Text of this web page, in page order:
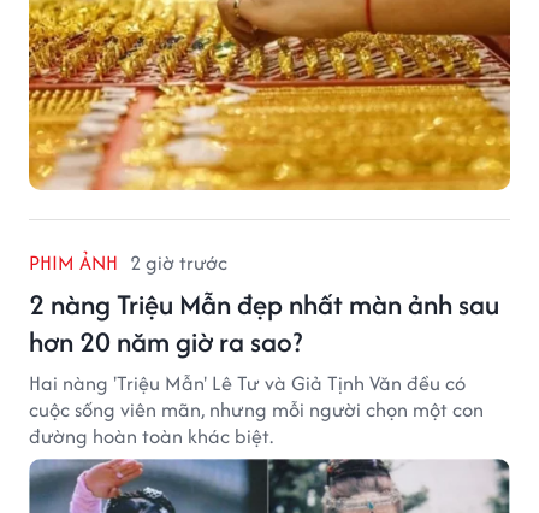
PHIM ẢNH 2 giờ trước
2 nàng Triệu Mẫn đẹp nhất màn ảnh sau
hơn 20 năm giờ ra sao?
Hai nàng 'Triệu Mẫn' Lê Tư và Giả Tịnh Văn đều có
cuộc sống viên mãn, nhưng mỗi người chọn một con
đường hoàn toàn khác biệt.